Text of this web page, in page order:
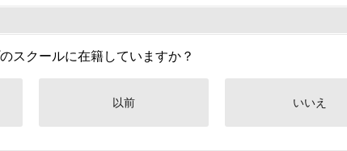
スクールに在籍していますか？
以前 いいえ